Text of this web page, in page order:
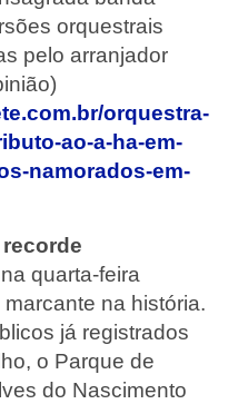
orquestrais
pelo arranjador
orquestra-
ao-a-ha-em-
namorados-em-
quarta-feira
na história.
já registrados
o Parque de
do Nascimento